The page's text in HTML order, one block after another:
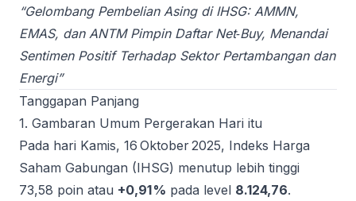
“Gelombang Pembelian Asing di IHSG: AMMN,
EMAS, dan ANTM Pimpin Daftar Net‑Buy, Menandai
Sentimen Positif Terhadap Sektor Pertambangan dan
Energi”
Tanggapan Panjang
1. Gambaran Umum Pergerakan Hari itu
Pada hari Kamis, 16 Oktober 2025, Indeks Harga
Saham Gabungan (IHSG) menutup lebih tinggi
73,58 poin atau +0,91 % pada level 8.124,76.